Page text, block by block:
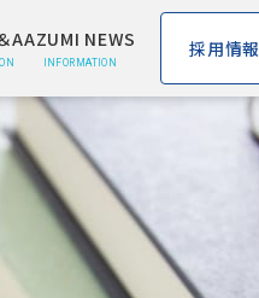
AAZUMI NEWS
INFORMATION
採用情報